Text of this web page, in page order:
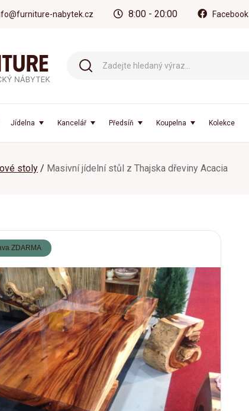
nabytek.cz 8:00 - 20:00 Facebook
Jídelna Kancelář Předsíň Koupelna Kolekce
stoly Masivní jídelní stůl z Thajska dřeviny Acacia
ZDARMA